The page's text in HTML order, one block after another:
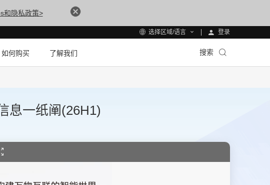
和隐私政策>
选择区域/语言 登录
如何购买 了解我们 搜索
息一纸阐(26H1)